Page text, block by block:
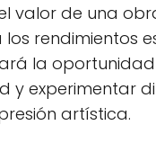
valor de una
rendimientos
la
y experimentar
artística.